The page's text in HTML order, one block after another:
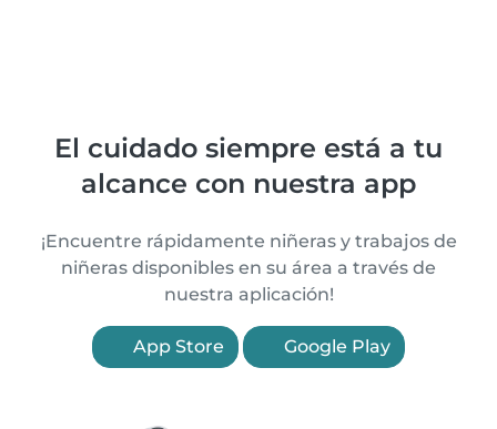
El cuidado siempre está a tu
alcance con nuestra app
¡Encuentre rápidamente niñeras y trabajos de
niñeras disponibles en su área a través de
nuestra aplicación!
App Store Google Play